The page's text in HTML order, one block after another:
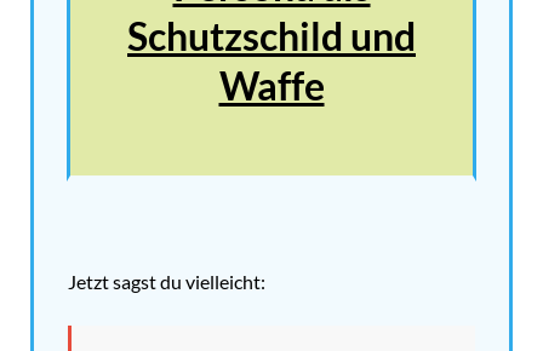
Schutzschild und
Waffe
Jetzt sagst du vielleicht: